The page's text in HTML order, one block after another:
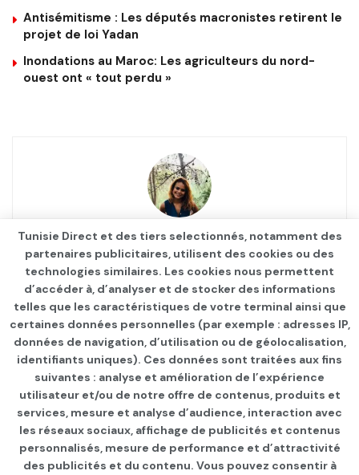
Antisémitisme : Les députés macronistes retirent le
projet de loi Yadan
Inondations au Maroc: Les agriculteurs du nord-
ouest ont « tout perdu »
Ajdika
Page d'accueil
Rappel à l’ordre
parAjdika depuis 6 ans
Tunisie Direct et des tiers selectionnés, notamment des
partenaires publicitaires, utilisent des cookies ou des
technologies similaires. Les cookies nous permettent
d’accéder à, d’analyser et de stocker des informations
telles que les caractéristiques de votre terminal ainsi que
certaines données personnelles (par exemple : adresses IP,
données de navigation, d’utilisation ou de géolocalisation,
identifiants uniques). Ces données sont traitées aux fins
suivantes : analyse et amélioration de l’expérience
utilisateur et/ou de notre offre de contenus, produits et
services, mesure et analyse d’audience, interaction avec
les réseaux sociaux, affichage de publicités et contenus
personnalisés, mesure de performance et d’attractivité
des publicités et du contenu. Vous pouvez consentir à